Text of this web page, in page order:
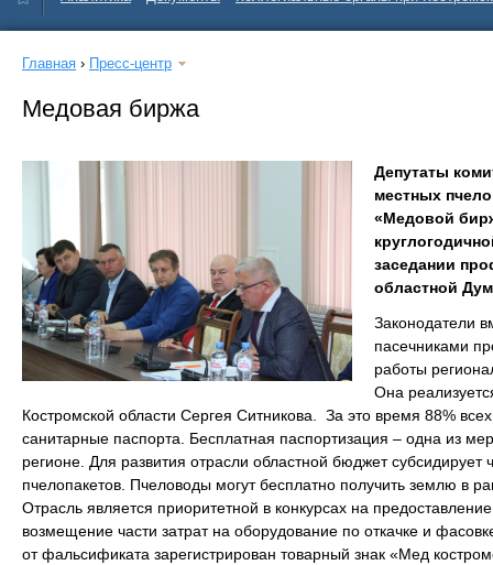
Главная › Пресс-центр
Медовая биржа
Депутаты
местных
«Медовой
заседании
областной
Законодатели
пасечниками
работы
Она
Костромской области Сергея Ситникова. За это время 88%
санитарные паспорта. Бесплатная паспортизация – одна из
регионе. Для развития отрасли областной бюджет субсидирует
пчелопакетов. Пчеловоды могут бесплатно получить землю в
Отрасль является приоритетной в конкурсах на
возмещение части затрат на оборудование по откачке и
от фальсификата зарегистрирован товарный знак «Мед